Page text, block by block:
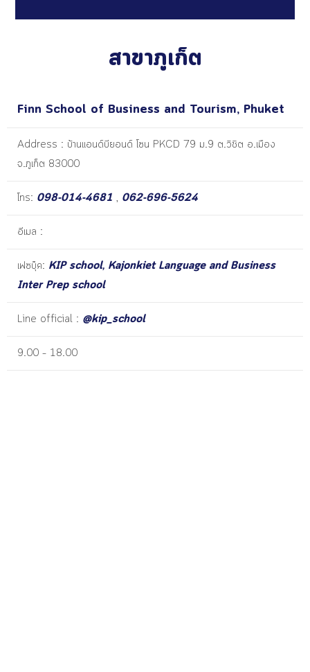
สาขาภูเก็ต
Finn School of Business and Tourism, Phuket
Address : บ้านแอนด์บียอนด์ โซน PKCD 79 ม.9 ต.วิชิต อ.เมือง
จ.ภูเก็ต 83000
โทร: 098-014-4681 , 062-696-5624
อีเมล :
เฟซบุ๊ค: KIP school, Kajonkiet Language and Business
Inter Prep school
Line official : @kip_school
9.00 – 18.00